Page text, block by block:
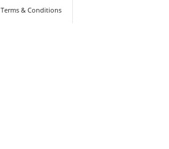
Terms & Conditions